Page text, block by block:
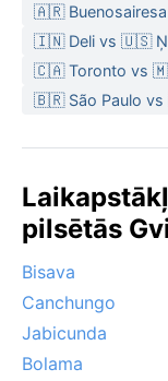
🇦🇷
🇮🇳 Deli vs 🇺🇸
🇨🇦 Toronto vs
🇧🇷 São Paulo
pilsētās
Bisava
Canchungo
Jabicunda
Bolama